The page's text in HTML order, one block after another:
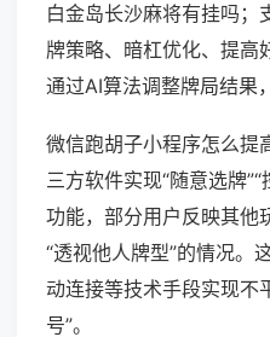
白金岛长沙麻将有挂吗；
牌策略、暗杠优化、提高
通过AI算法调整牌局结果
微信跑胡子小程序怎么提
三方软件实现“随意选牌
功能，部分用户反映其他
“透视他人牌型”的情况。
动连接等技术手段实现不
号”。